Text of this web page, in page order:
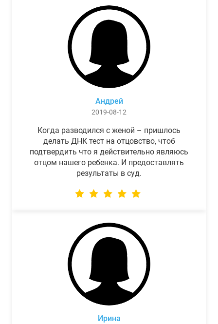
Андрей
2019-08-12
Когда разводился с женой – пришлось
делать ДНК тест на отцовство, чтоб
подтвердить что я действительно являюсь
отцом нашего ребенка. И предоставлять
результаты в суд.
Ирина